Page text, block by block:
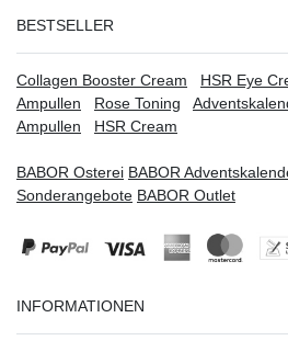
BESTSELLER
Collagen Booster Cream HSR Eye
Ampullen
Rose Toning
Ampullen
HSR Cream
BABOR Osterei BABOR
Sonderangebote BABOR Outlet
INFORMATIONEN